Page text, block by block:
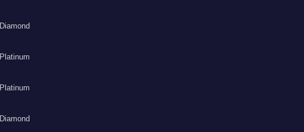
Diamond
Platinum
Platinum
Diamond